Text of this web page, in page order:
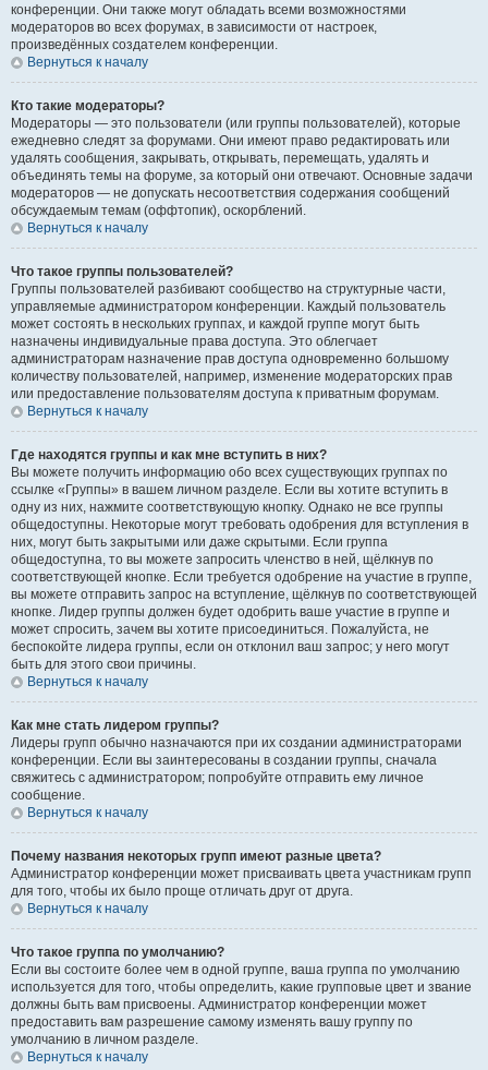
конференции. Они также могут обладать всеми возможностями
модераторов во всех форумах, в зависимости от настроек,
произведённых создателем конференции.
Вернуться к началу
Кто такие модераторы?
Модераторы — это пользователи (или группы пользователей), которые
ежедневно следят за форумами. Они имеют право редактировать или
удалять сообщения, закрывать, открывать, перемещать, удалять и
объединять темы на форуме, за который они отвечают. Основные задачи
модераторов — не допускать несоответствия содержания сообщений
обсуждаемым темам (оффтопик), оскорблений.
Вернуться к началу
Что такое группы пользователей?
Группы пользователей разбивают сообщество на структурные части,
управляемые администратором конференции. Каждый пользователь
может состоять в нескольких группах, и каждой группе могут быть
назначены индивидуальные права доступа. Это облегчает
администраторам назначение прав доступа одновременно большому
количеству пользователей, например, изменение модераторских прав
или предоставление пользователям доступа к приватным форумам.
Вернуться к началу
Где находятся группы и как мне вступить в них?
Вы можете получить информацию обо всех существующих группах по
ссылке «Группы» в вашем личном разделе. Если вы хотите вступить в
одну из них, нажмите соответствующую кнопку. Однако не все группы
общедоступны. Некоторые могут требовать одобрения для вступления в
них, могут быть закрытыми или даже скрытыми. Если группа
общедоступна, то вы можете запросить членство в ней, щёлкнув по
соответствующей кнопке. Если требуется одобрение на участие в группе,
вы можете отправить запрос на вступление, щёлкнув по соответствующей
кнопке. Лидер группы должен будет одобрить ваше участие в группе и
может спросить, зачем вы хотите присоединиться. Пожалуйста, не
беспокойте лидера группы, если он отклонил ваш запрос; у него могут
быть для этого свои причины.
Вернуться к началу
Как мне стать лидером группы?
Лидеры групп обычно назначаются при их создании администраторами
конференции. Если вы заинтересованы в создании группы, сначала
свяжитесь с администратором; попробуйте отправить ему личное
сообщение.
Вернуться к началу
Почему названия некоторых групп имеют разные цвета?
Администратор конференции может присваивать цвета участникам групп
для того, чтобы их было проще отличать друг от друга.
Вернуться к началу
Что такое группа по умолчанию?
Если вы состоите более чем в одной группе, ваша группа по умолчанию
используется для того, чтобы определить, какие групповые цвет и звание
должны быть вам присвоены. Администратор конференции может
предоставить вам разрешение самому изменять вашу группу по
умолчанию в личном разделе.
Вернуться к началу